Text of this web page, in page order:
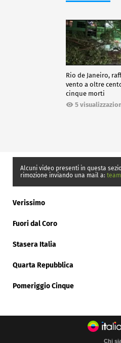
Rio de Janeiro,
vento a oltre
cinque morti
5
Alcuni video presenti in questa
rimozione inviando una mail a:
Verissimo
Fuori dal Coro
Stasera Italia
Quarta Repubblica
Pomeriggio Cinque
Chi